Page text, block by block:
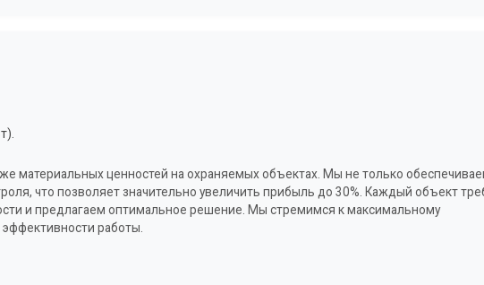
материальных ценностей на охраняемых объектах. Мы не только
что позволяет значительно увеличить прибыль до 30%. Каждый объект
и предлагаем оптимальное решение. Мы стремимся к максимальному
работы.